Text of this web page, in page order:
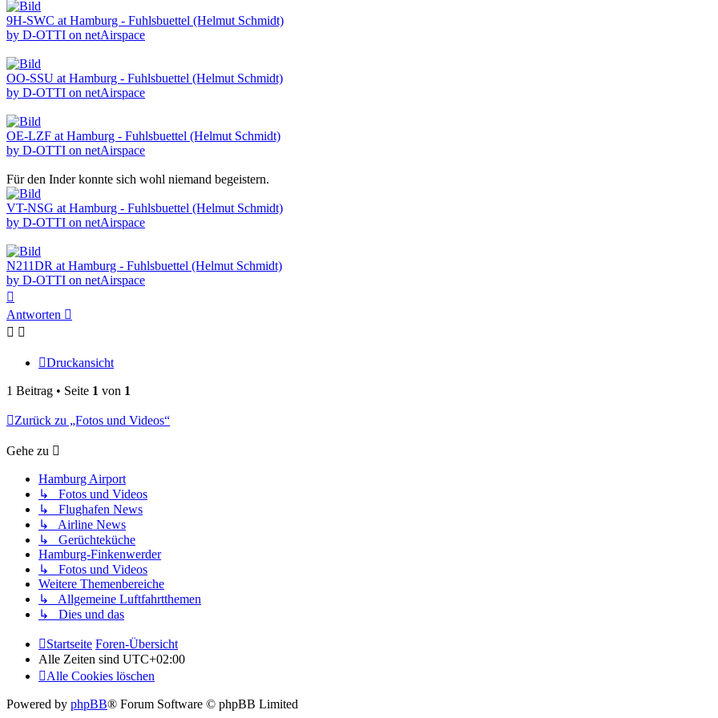
9H-SWC at Hamburg - Fuhlsbuettel (Helmut Schmidt)
by D-OTTI on netAirspace
OO-SSU at Hamburg - Fuhlsbuettel (Helmut Schmidt)
by D-OTTI on netAirspace
OE-LZF at Hamburg - Fuhlsbuettel (Helmut Schmidt)
by D-OTTI on netAirspace
Für den Inder konnte sich wohl niemand begeistern.
VT-NSG at Hamburg - Fuhlsbuettel (Helmut Schmidt)
by D-OTTI on netAirspace
N211DR at Hamburg - Fuhlsbuettel (Helmut Schmidt)
by D-OTTI on netAirspace
oben
Antworten
Druckansicht
1 Beitrag • Seite 1 von 1
Zurück zu „Fotos und Videos“
Gehe zu
Hamburg Airport
↳ Fotos und Videos
↳ Flughafen News
↳ Airline News
↳ Gerüchteküche
Hamburg-Finkenwerder
↳ Fotos und Videos
Weitere Themenbereiche
↳ Allgemeine Luftfahrtthemen
↳ Dies und das
Startseite Foren-Übersicht
Alle Zeiten sind UTC+02:00
Alle Cookies löschen
Powered by phpBB® Forum Software © phpBB Limited